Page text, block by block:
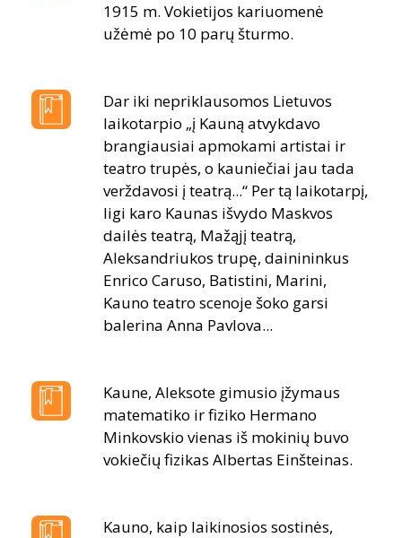
1915 m. Vokietijos kariuomenė
užėmė po 10 parų šturmo.
Dar iki nepriklausomos Lietuvos
laikotarpio „į Kauną atvykdavo
brangiausiai apmokami artistai ir
teatro trupės, o kauniečiai jau tada
verždavosi į teatrą...“ Per tą laikotarpį,
ligi karo Kaunas išvydo Maskvos
dailės teatrą, Mažąjį teatrą,
Aleksandriukos trupę, dainininkus
Enrico Caruso, Batistini, Marini,
Kauno teatro scenoje šoko garsi
balerina Anna Pavlova...
Kaune, Aleksote gimusio įžymaus
matematiko ir fiziko Hermano
Minkovskio vienas iš mokinių buvo
vokiečių fizikas Albertas Einšteinas.
Kauno, kaip laikinosios sostinės,